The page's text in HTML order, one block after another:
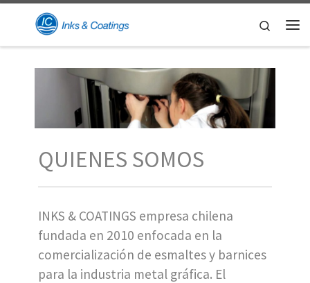
Skip to content
Search
QUIENES SOMOS
INKS & COATINGS empresa chilena
fundada en 2010 enfocada en la
comercialización de esmaltes y barnices
para la industria metal gráfica. El